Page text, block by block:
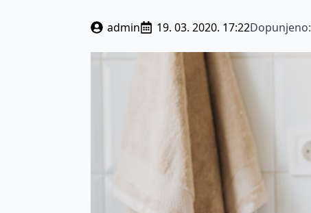
admin 19. 03. 2020. 17:22Dopunjeno: